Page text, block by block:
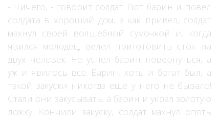
- Ничего, - говорит солдат. Вот барин и повел
солдата в хороший дом, а как привел, солдат
махнул своей волшебной сумочкой и, когда
явился молодец, велел приготовить стол на
двух человек. Не успел барин повернуться, а
уж и явилось все. Барин, хоть и богат был, а
такой закуски никогда еще у него не бывало!
Стали они закусывать, а барин и украл золотую
ложку. Кончили закуску, солдат махнул опять